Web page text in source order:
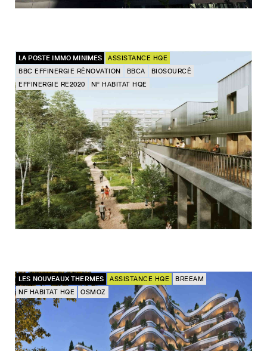
LA POSTE IMMO MINIMES
ASSISTANCE HQE
BBC EFFINERGIE RÉNOVATION
BBCA
BIOSOURCÉ
EFFINERGIE RE2020
NF HABITAT HQE
LES NOUVEAUX THERMES ASSISTANCE HQE
BREEAM
NF HABITAT HQE
OSMOZ